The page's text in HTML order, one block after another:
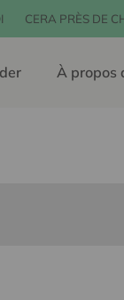
CERA PRÈS DE
À propos